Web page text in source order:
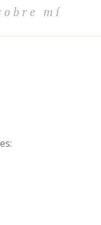
mí